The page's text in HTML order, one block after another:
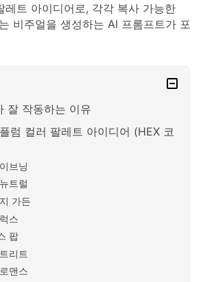
레트 아이디어로, 각각 복사 가능한
비주얼을 생성하는 AI 프롬프트가 포
잘 작동하는 이유
럼 컬러 팔레트 아이디어 (HEX 코
브닝
트럴
가든
스
팝
리트
맨스